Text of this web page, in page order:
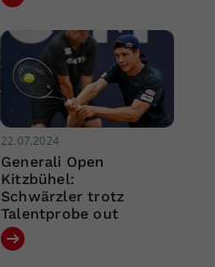
22.07.2024
Generali Open
Kitzbühel:
Schwärzler trotz
Talentprobe out